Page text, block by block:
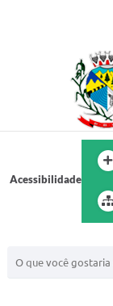
Acessibilidade